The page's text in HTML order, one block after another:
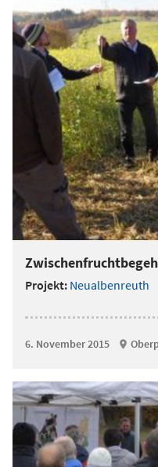
Projekt: Neualbenreuth
6. November 2015